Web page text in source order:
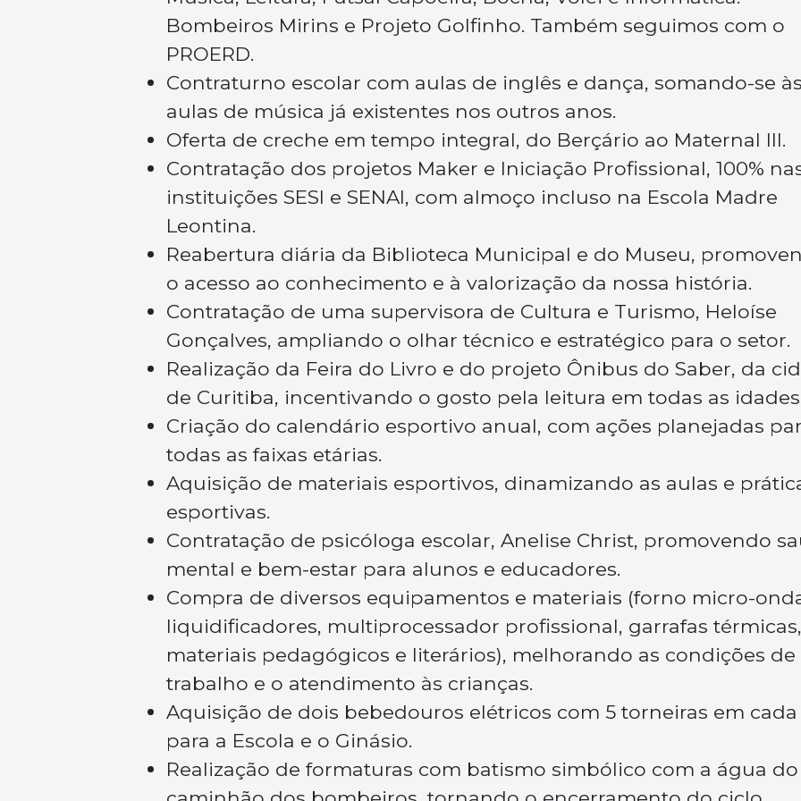
Bombeiros Mirins e Projeto Golfinho. Também seguimos com o
PROERD.
Contraturno escolar com aulas de inglês e dança, somando-se às
aulas de música já existentes nos outros anos.
Oferta de creche em tempo integral, do Berçário ao Maternal III.
Contratação dos projetos Maker e Iniciação Profissional, 100%
instituições SESI e SENAI, com almoço incluso na Escola Madre
Leontina.
Reabertura diária da Biblioteca Municipal e do Museu,
o acesso ao conhecimento e à valorização da nossa história.
Contratação de uma supervisora de Cultura e Turismo, Heloíse
Gonçalves, ampliando o olhar técnico e estratégico para o setor.
Realização da Feira do Livro e do projeto Ônibus do Saber, da
de Curitiba, incentivando o gosto pela leitura em todas as
Criação do calendário esportivo anual, com ações planejadas
todas as faixas etárias.
Aquisição de materiais esportivos, dinamizando as aulas e
esportivas.
Contratação de psicóloga escolar, Anelise Christ, promovendo
mental e bem-estar para alunos e educadores.
Compra de diversos equipamentos e materiais (forno micro-
liquidificadores, multiprocessador profissional, garrafas térmicas,
materiais pedagógicos e literários), melhorando as condições de
trabalho e o atendimento às crianças.
Aquisição de dois bebedouros elétricos com 5 torneiras em cada
para a Escola e o Ginásio.
Realização de formaturas com batismo simbólico com a água do